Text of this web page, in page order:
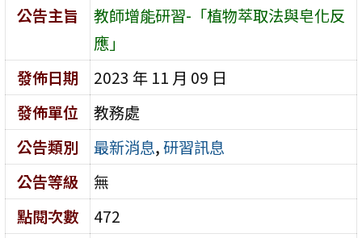
公告主旨
教師增能研習-「植物萃取法與皂化反
應」
發佈日期
2023 年 11 月 09 日
發佈單位
教務處
公告類別
最新消息,研習訊息
公告等級
無
點閱次數
472